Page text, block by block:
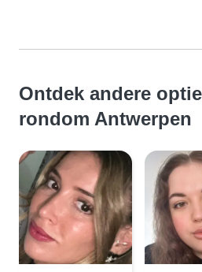
Ontdek andere
rondom Antwerpen